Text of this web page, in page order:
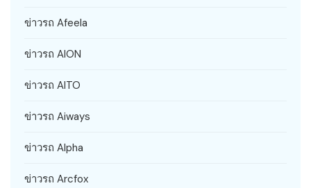
ข่าวรถ Afeela
ข่าวรถ AION
ข่าวรถ AITO
ข่าวรถ Aiways
ข่าวรถ Alpha
ข่าวรถ Arcfox